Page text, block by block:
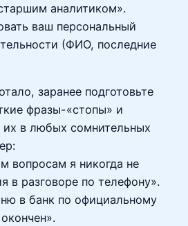
аналитиком».
ваш персональный
(ФИО, последние
заранее подготовьте
фразы-«стопы» и
их в любых сомнительных
вопросам я никогда не
в разговоре по телефону».
в банк по официальному